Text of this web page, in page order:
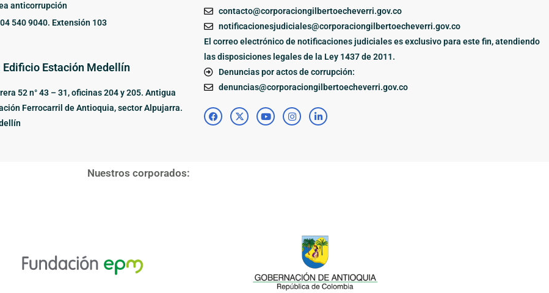
anticorrupción
540 9040. Extensión 103
Edificio Estación Medellín
52 n° 43 – 31, oficinas 204 y 205. Antigua
Ferrocarril de Antioquia, sector Alpujarra.
contacto@corporaciongilbertoecheverri.gov.co
notificacionesjudiciales@corporaciongilbertoecheverri.gov.co
El correo electrónico de notificaciones judiciales es exclusivo para este fin, atendiendo
las disposiciones legales de la Ley 1437 de 2011.
Denuncias por actos de corrupción:
denuncias@corporaciongilbertoecheverri.gov.co
Nuestros corporados: